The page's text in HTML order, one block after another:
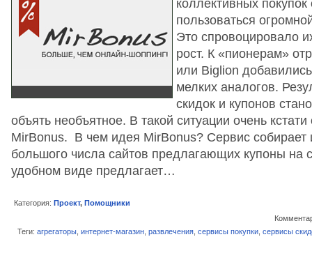
коллективных
пользоваться
Это спровоцировало
рост. К «пионерам»
или Biglion
мелких аналогов.
скидок и купонов
объять необъятное. В такой ситуации очень
MirBonus. В чем идея MirBonus? Сервис
большого числа сайтов предлагающих купоны на
удобном виде предлагает…
Категория: Проект, Помощники
Теги: агрегаторы интернет-магазин развлечения сервисы покупки сервисы